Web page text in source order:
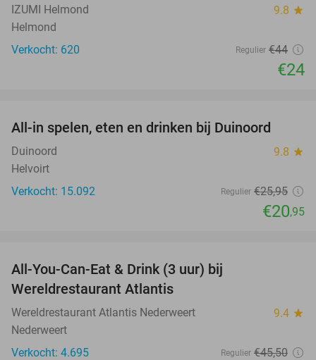
IZUMI Helmond 9.8 star
Helmond
Verkocht: 620
Regulier €44
€24
All-in spelen, eten en drinken bij Duinoord
Duinoord 9.8 star
Helvoirt
Verkocht: 15.092
Regulier €25,95
€20,95
All-You-Can-Eat & Drink (3 uur) bij
Wereldrestaurant Atlantis
Wereldrestaurant Atlantis Nederweert 9.4 star
Nederweert
Verkocht: 4.695
Regulier €45,50